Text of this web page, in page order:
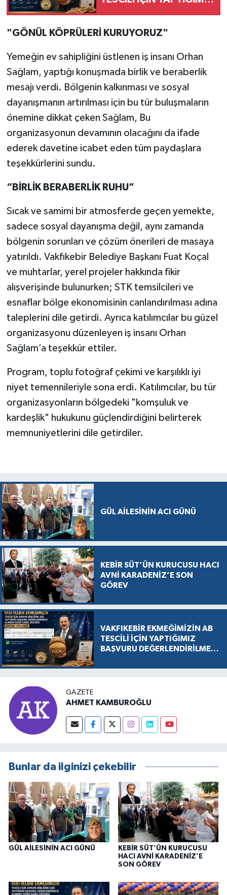
DEĞERLENDİRİLMEK
ÜZERE KABUL EDİLDİ,
BAŞLADI
"GÖNÜL KÖPRÜLERİ KURUYORUZ"
Yemeğin ev sahipliğini üstlenen iş insanı Orhan
Sağlam, yaptığı konuşmada birlik ve beraberlik
mesajı verdi. Bölgenin kalkınması ve sosyal
dayanışmanın artırılması için bu tür buluşmaların
önemine dikkat çeken Sağlam, Bu
organizasyonun devamının olacağını da ifade
ederek davetine icabet eden tüm paydaşlara
teşekkürlerini sundu.
“BİRLİK BERABERLİK RUHU”
Sıcak ve samimi bir atmosferde geçen yemekte,
sadece sosyal dayanışma değil, aynı zamanda
bölgenin sorunları ve çözüm önerileri de masaya
yatırıldı. Vakfıkebir Belediye Başkanı Fuat Koçal
ve muhtarlar, yerel projeler hakkında fikir
alışverişinde bulunurken; STK temsilcileri ve
esnaflar bölge ekonomisinin canlandırılması adına
taleplerini dile getirdi. Ayrıca katılımcılar bu güzel
organizasyonu düzenleyen iş insanı Orhan
Sağlam’a teşekkür ettiler.
Program, toplu fotoğraf çekimi ve karşılıklı iyi
niyet temennileriyle sona erdi. Katılımcılar, bu tür
organizasyonların bölgedeki "komşuluk ve
kardeşlik" hukukunu güçlendirdiğini belirterek
memnuniyetlerini dile getirdiler.
GÜL AİLESİNİN ACI GÜNÜ
KEBİR SÜT’ÜN KURUCUSU HACI
AVNİ KARADENİZ’E SON
GÖREV
VAKFIKEBİR EKMEĞİMİZİN AB
TESCİLİ İÇİN YAPTIĞIMIZ
BAŞVURU DEĞERLENDİRİLMEK
RESMEN BAŞLADI
GAZETE
AHMET KAMBUROĞLU
Bunlar da ilginizi çekebilir
GÜL AİLESİNİN ACI GÜNÜ
KEBİR SÜT’ÜN KURUCUSU
HACI AVNİ KARADENİZ’E
SON GÖREV